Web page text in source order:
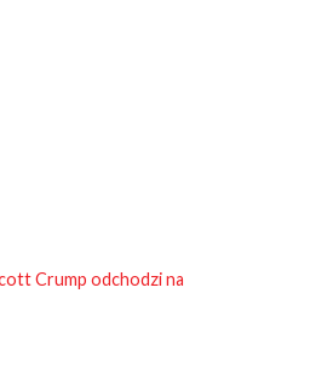
Crump odchodzi na